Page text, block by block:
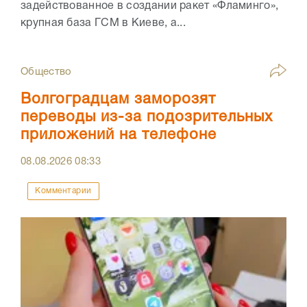
задействованное в создании ракет «Фламинго»,
крупная база ГСМ в Киеве, а...
Общество
Волгоградцам заморозят
переводы из-за подозрительных
приложений на телефоне
08.08.202608:33
Комментарии